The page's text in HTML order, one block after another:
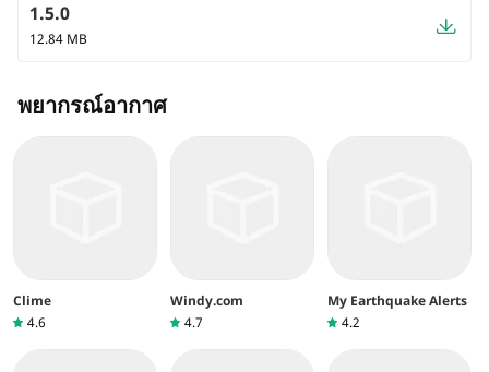
1.5.0
12.84 MB
พยากรณ์อากาศ
Clime
4.6
Windy.com
4.7
My Earthquake Alerts
4.2